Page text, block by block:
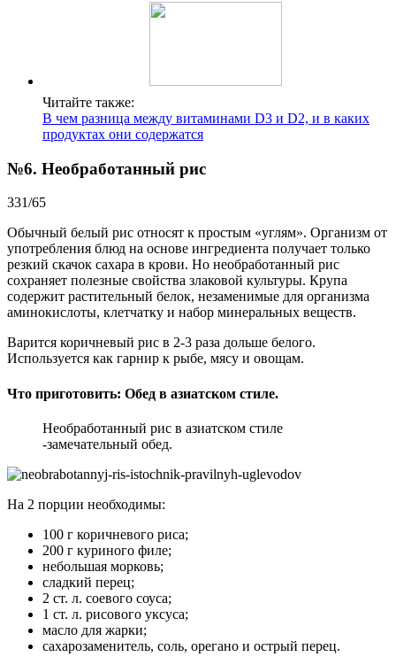
Читайте также:
В чем разница между витаминами D3 и D2, и в каких
продуктах они содержатся
№6. Необработанный рис
331/65
Обычный белый рис относят к простым «углям». Организм от
употребления блюд на основе ингредиента получает только
резкий скачок сахара в крови. Но необработанный рис
сохраняет полезные свойства злаковой культуры. Крупа
содержит растительный белок, незаменимые для организма
аминокислоты, клетчатку и набор минеральных веществ.
Варится коричневый рис в 2-3 раза дольше белого.
Используется как гарнир к рыбе, мясу и овощам.
Что приготовить: Обед в азиатском стиле.
Необработанный рис в азиатском стиле
-замечательный обед.
На 2 порции необходимы:
100 г коричневого риса;
200 г куриного филе;
небольшая морковь;
сладкий перец;
2 ст. л. соевого соуса;
1 ст. л. рисового уксуса;
масло для жарки;
сахарозаменитель, соль, орегано и острый перец.